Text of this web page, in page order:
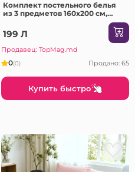
Комплект постельного белья
из 3 предметов 160x200 см,
розовый (06-MS708-60-PR2)
199 Л
Продавец: TopMag.md
0(0) Продано: 65
Купить быстро